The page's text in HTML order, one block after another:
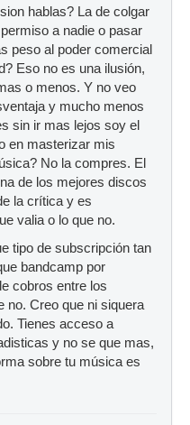
hablas? La de colgar
a nadie o pasar
peso al poder comercial
Eso no es una ilusión,
o menos. Y no veo
y mucho menos
sin ir mas lejos soy el
en masterizar mis
No la compres. El
de los mejores discos
la crítica y es
valia o lo que no.
tipo de subscripción tan
bandcamp por
cobros entre los
no. Creo que ni siquera
Tienes acceso a
y no se que mas,
sobre tu música es